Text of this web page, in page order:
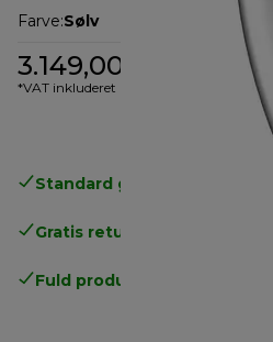
Farve:Sølv
3.149,00 kr.
*VAT inkluderet
Standard gratis levering
Gratis returneringer
Fuld producentgaranti